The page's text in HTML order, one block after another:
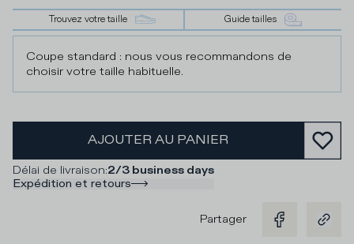
Trouvez votre taille Guide tailles
Coupe standard : nous vous recommandons de
choisir votre taille habituelle.
AJOUTER AU PANIER
Délai de livraison:2/3 business days
Expédition et retours
Partager